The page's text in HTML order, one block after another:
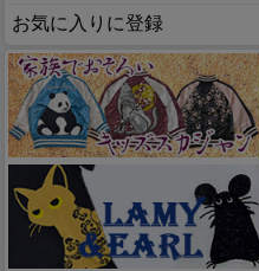
お気に入りに登録